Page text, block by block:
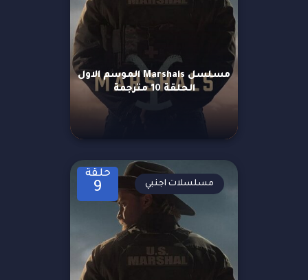
مسلسل Marshals الموسم الاول
الحلقة 10 مترجمة
حلقة
9 مسلسلات اجنبي